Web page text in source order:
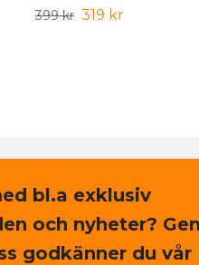
399 kr 319 kr
bl.a exklusiv
och nyheter?
godkänner du vår